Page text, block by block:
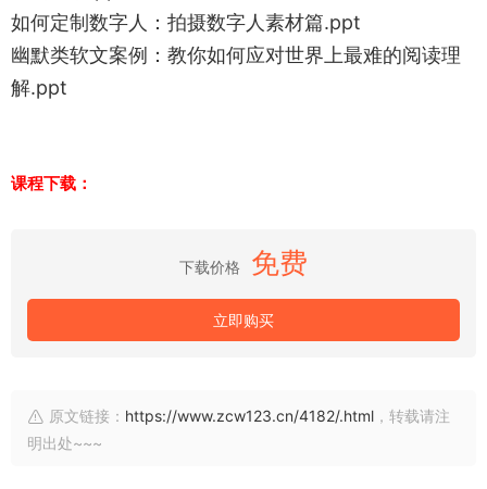
如何定制数字人：拍摄数字人素材篇.ppt
幽默类软文案例：教你如何应对世界上最难的阅读理
解.ppt
课程下载：
下载价格 免费
立即购买
原文链接： https://www.zcw123.cn/4182/.html ，转载请注
明出处~~~